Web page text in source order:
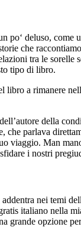
deluso,
che
tra le
tipo di libro.
a rimanere
della
che parlava
viaggio. Man
i nostri
nei temi
italiano
grande opzione